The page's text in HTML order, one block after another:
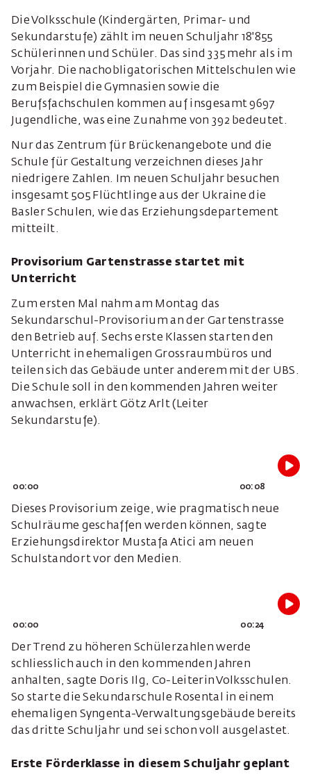
Die Volksschule (Kindergärten, Primar- und
Sekundarstufe) zählt im neuen Schuljahr 18'855
Schülerinnen und Schüler. Das sind 335 mehr als im
Vorjahr. Die nachobligatorischen Mittelschulen wie
zum Beispiel die Gymnasien sowie die
Berufsfachschulen kommen auf insgesamt 9697
Jugendliche, was eine Zunahme von 392 bedeutet.
Nur das Zentrum für Brückenangebote und die
Schule für Gestaltung verzeichnen dieses Jahr
niedrigere Zahlen. Im neuen Schuljahr besuchen
insgesamt 505 Flüchtlinge aus der Ukraine die
Basler Schulen, wie das Erziehungsdepartement
mitteilt.
Provisorium Gartenstrasse startet mit
Unterricht
Zum ersten Mal nahm am Montag das
Sekundarschul-Provisorium an der Gartenstrasse
den Betrieb auf. Sechs erste Klassen starten den
Unterricht in ehemaligen Grossraumbüros und
teilen sich das Gebäude unter anderem mit der UBS.
Die Schule soll in den kommenden Jahren weiter
anwachsen, erklärt Götz Arlt (Leiter
Sekundarstufe).
00:00 00:08
Dieses Provisorium zeige, wie pragmatisch neue
Schulräume geschaffen werden können, sagte
Erziehungsdirektor Mustafa Atici am neuen
Schulstandort vor den Medien.
00:00 00:24
Der Trend zu höheren Schülerzahlen werde
schliesslich auch in den kommenden Jahren
anhalten, sagte Doris Ilg, Co-Leiterin Volksschulen.
So starte die Sekundarschule Rosental in einem
ehemaligen Syngenta-Verwaltungsgebäude bereits
das dritte Schuljahr und sei schon voll ausgelastet.
Erste Förderklasse in diesem Schuljahr geplant